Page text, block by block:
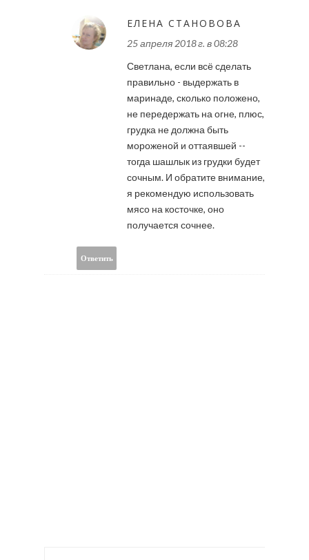
ЕЛЕНА СТАНОВОВА
25 апреля 2018 г. в 08:28
Светлана, если всё сделать
правильно - выдержать в
маринаде, сколько положено,
не передержать на огне, плюс,
грудка не должна быть
мороженой и оттаявшей --
тогда шашлык из грудки будет
сочным. И обратите внимание,
я рекомендую использовать
мясо на косточке, оно
получается сочнее.
Ответить